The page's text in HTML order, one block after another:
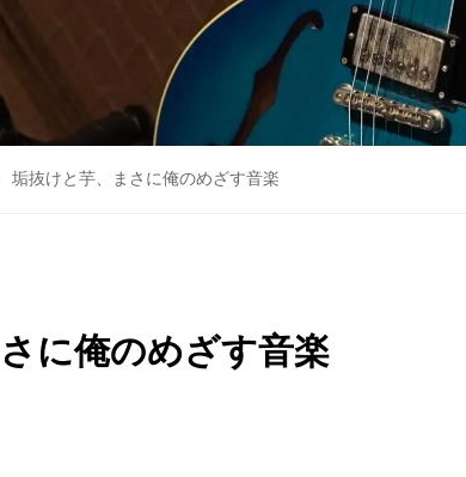
垢抜けと芋、まさに俺のめざす音楽
に俺のめざす音楽